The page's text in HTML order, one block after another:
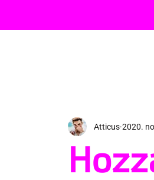
Atticus 2020.